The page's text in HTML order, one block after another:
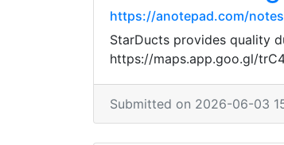
https://anotepad.com/
StarDucts provides quality
https://maps.app.goo.gl/
Submitted on 2026-06-03